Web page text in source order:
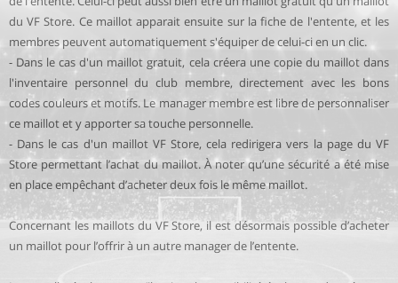
du VF Store. Ce maillot apparait ensuite sur la fiche de l'entente, et les
membres peuvent automatiquement s'équiper de celui-ci en un clic.
- Dans le cas d'un maillot gratuit, cela créera une copie du maillot dans
l'inventaire personnel du club membre, directement avec les bons
codes couleurs et motifs. Le manager membre est libre de personnaliser
ce maillot et y apporter sa touche personnelle.
- Dans le cas d'un maillot VF Store, cela redirigera vers la page du VF
Store permettant l’achat du maillot. À noter qu’une sécurité a été mise
en place empêchant d’acheter deux fois le même maillot.
Concernant les maillots du VF Store, il est désormais possible d’acheter
un maillot pour l’offrir à un autre manager de l’entente.